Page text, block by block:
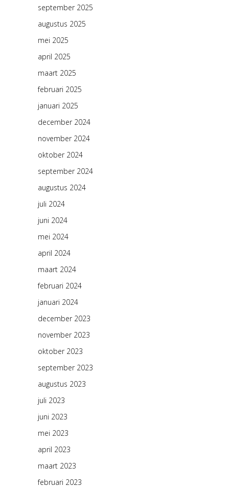
september 2025
augustus 2025
mei 2025
april 2025
maart 2025
februari 2025
januari 2025
december 2024
november 2024
oktober 2024
september 2024
augustus 2024
juli 2024
juni 2024
mei 2024
april 2024
maart 2024
februari 2024
januari 2024
december 2023
november 2023
oktober 2023
september 2023
augustus 2023
juli 2023
juni 2023
mei 2023
april 2023
maart 2023
februari 2023